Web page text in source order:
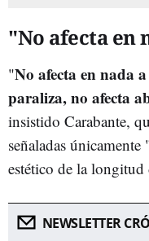
"No afecta en
"No afecta en nada
paraliza, no afecta
insistido Carabante,
señaladas
estético de la longitud
NEWSLETTER